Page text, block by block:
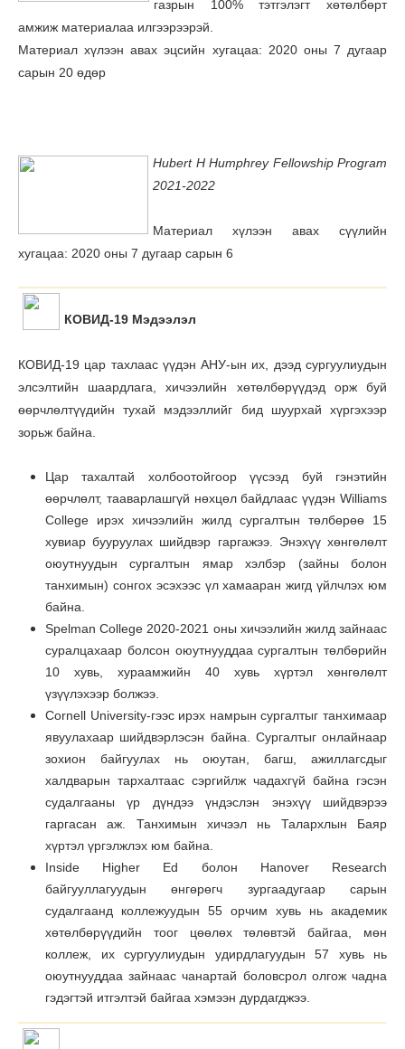
газрын 100% тэтгэлэгт хөтөлбөрт
амжиж материалаа илгээрээрэй.
Материал хүлээн авах эцсийн хугацаа: 2020 оны 7 дугаар
сарын 20 өдөр
Hubert H Humphrey Fellowship Program
2021-2022
Материал хүлээн авах сүүлийн
хугацаа: 2020 оны 7 дугаар сарын 6
КОВИД-19 Мэдээлэл
КОВИД-19 цар тахлаас үүдэн АНУ-ын их, дээд сургуулиудын
элсэлтийн шаардлага, хичээлийн хөтөлбөрүүдэд орж буй
ѳѳрчлѳлтүүдийн тухай мэдээллийг бид шуурхай хүргэхээр
зорьж байна.
Цар тахалтай холбоотойгоор үүсээд буй гэнэтийн
өөрчлөлт, тааварлашгүй нөхцөл байдлаас үүдэн Williams
College ирэх хичээлийн жилд сургалтын төлбөрөө 15
хувиар бууруулах шийдвэр гаргажээ. Энэхүү хөнгөлөлт
оюутнуудын сургалтын ямар хэлбэр (зайны болон
танхимын) сонгох эсэхээс үл хамааран жигд үйлчлэх юм
байна.
Spelman College 2020-2021 оны хичээлийн жилд зайнаас
суралцахаар болсон оюутнууддаа сургалтын төлбөрийн
10 хувь, хураамжийн 40 хувь хүртэл хөнгөлөлт
үзүүлэхээр болжээ.
Cornell University-гээс ирэх намрын сургалтыг танхимаар
явуулахаар шийдвэрлэсэн байна. Сургалтыг онлайнаар
зохион байгуулах нь оюутан, багш, ажиллагсдыг
халдварын тархалтаас сэргийлж чадахгүй байна гэсэн
судалгааны үр дүндээ үндэслэн энэхүү шийдвэрээ
гаргасан аж. Танхимын хичээл нь Талархлын Баяр
хүртэл үргэлжлэх юм байна.
Inside Higher Ed болон Hanover Research
байгууллагуудын өнгөрөгч зургаадугаар сарын
судалгаанд коллежуудын 55 орчим хувь нь академик
хөтөлбөрүүдийн тоог цөөлөх төлөвтэй байгаа, мөн
коллеж, их сургуулиудын удирдлагуудын 57 хувь нь
оюутнууддаа зайнаас чанартай боловсрол олгож чадна
гэдэгтэй итгэлтэй байгаа хэмээн дурдагджээ.